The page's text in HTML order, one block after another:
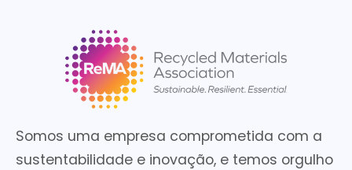
Somos uma empresa comprometida com a
sustentabilidade e inovação, e temos orgulho